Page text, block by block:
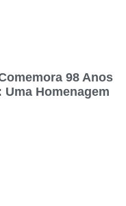
98 Anos
Homenagem